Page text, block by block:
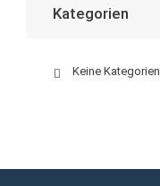
Kategorien
Keine Kategorien